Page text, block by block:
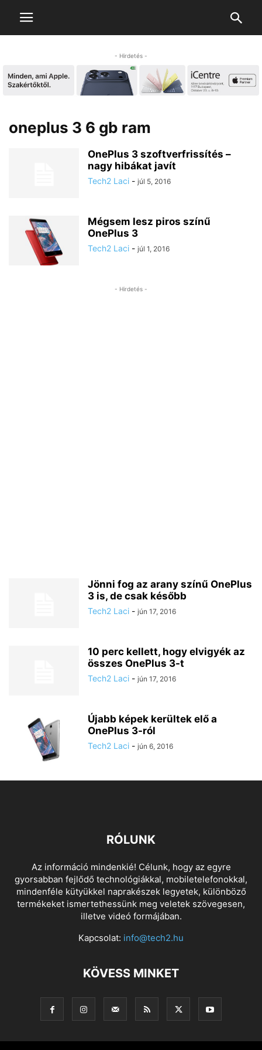
- Hirdetés -
oneplus 3 6 gb ram
OnePlus 3 szoftverfrissítés –
nagy hibákat javít
Tech2 Laci - júl 5, 2016
Mégsem lesz piros színű
OnePlus 3
Tech2 Laci - júl 1, 2016
- Hirdetés -
Jönni fog az arany színű OnePlus
3 is, de csak később
Tech2 Laci - jún 17, 2016
10 perc kellett, hogy elvigyék az
összes OnePlus 3-t
Tech2 Laci - jún 17, 2016
Újabb képek kerültek elő a
OnePlus 3-ról
Tech2 Laci - jún 6, 2016
RÓLUNK
Az információ mindenkié! Célunk, hogy az egyre
gyorsabban fejlődő technológiákkal, mobiletelefonokkal,
mindenféle kütyükkel naprakészek legyetek, különböző
termékeket ismertethessünk meg veletek szövegesen,
illetve videó formájában.
Kapcsolat: info@tech2.hu
KÖVESS MINKET